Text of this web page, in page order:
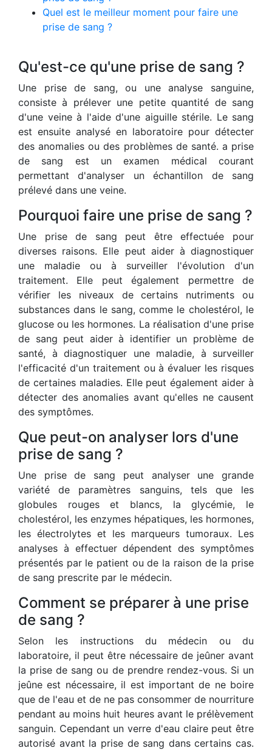
Quel est le meilleur moment pour faire une
prise de sang ?
Qu'est-ce qu'une prise de sang ?
Une prise de sang, ou une analyse sanguine,
consiste à prélever une petite quantité de sang
d'une veine à l'aide d'une aiguille stérile. Le sang
est ensuite analysé en laboratoire pour détecter
des anomalies ou des problèmes de santé. a prise
de sang est un examen médical courant
permettant d'analyser un échantillon de sang
prélevé dans une veine.
Pourquoi faire une prise de sang ?
Une prise de sang peut être effectuée pour
diverses raisons. Elle peut aider à diagnostiquer
une maladie ou à surveiller l'évolution d'un
traitement. Elle peut également permettre de
vérifier les niveaux de certains nutriments ou
substances dans le sang, comme le cholestérol, le
glucose ou les hormones. La réalisation d'une prise
de sang peut aider à identifier un problème de
santé, à diagnostiquer une maladie, à surveiller
l'efficacité d'un traitement ou à évaluer les risques
de certaines maladies. Elle peut également aider à
détecter des anomalies avant qu'elles ne causent
des symptômes.
Que peut-on analyser lors d'une
prise de sang ?
Une prise de sang peut analyser une grande
variété de paramètres sanguins, tels que les
globules rouges et blancs, la glycémie, le
cholestérol, les enzymes hépatiques, les hormones,
les électrolytes et les marqueurs tumoraux. Les
analyses à effectuer dépendent des symptômes
présentés par le patient ou de la raison de la prise
de sang prescrite par le médecin.
Comment se préparer à une prise
de sang ?
Selon les instructions du médecin ou du
laboratoire, il peut être nécessaire de jeûner avant
la prise de sang ou de prendre rendez-vous. Si un
jeûne est nécessaire, il est important de ne boire
que de l'eau et de ne pas consommer de nourriture
pendant au moins huit heures avant le prélèvement
sanguin. Cependant un verre d'eau claire peut être
autorisé avant la prise de sang dans certains cas.